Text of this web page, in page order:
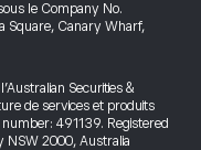
le Company No.
Square, Canary Wharf,
Securities &
de services et produits
491139. Registered
NSW 2000, Australia